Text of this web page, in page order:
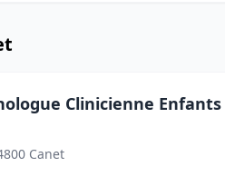
Clinicienne
Canet